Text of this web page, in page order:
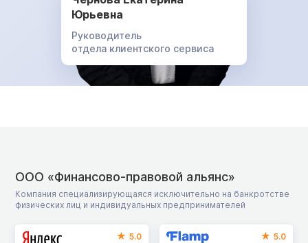
Юрьевна
Руководитель
отдела клиентского сервиса
ООО «Финансово-правовой альянс»
Компания специализирующаяся исключительно на банкротстве
физических лиц и индивидуальных предпринимателей
5.0
5.0